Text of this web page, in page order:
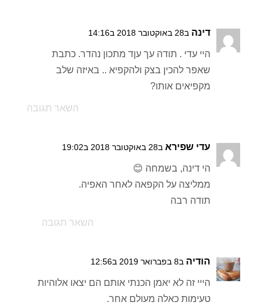
דינה ב28 באוקטובר 2018 ב14:16
היי עדי . תודה עך עןד מתכון נהדר. כתבת
שאפר להכין בצק ולהקפיא .. באיזה שלב
מקפיאים אותו?
השאר תגובה
עדי שפירא ב28 באוקטובר 2018 ב19:02
הי דינה, בשמחה 😊
ממליצה על הקפאה לאחר האפיה.
תודה רבה
השאר תגובה
הודיה ב8 בפברואר 2019 ב12:56
הייי זה לא יאמן הכנתי אותם הם יצאו אלוהיות
טעימות כאלה מעולם אחר.